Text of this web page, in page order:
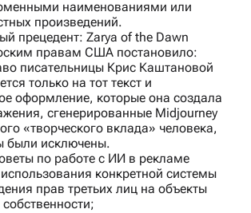
наименованиями или
произведений.
прецедент: Zarya of the Dawn
правам США постановило:
писательницы Крис Каштановой
только на тот текст и
оформление, которые она создала
сгенерированные Midjourney
«творческого вклада» человека,
были исключены.
по работе с ИИ в рекламе
конкретной системы
прав третьих лиц на объекты